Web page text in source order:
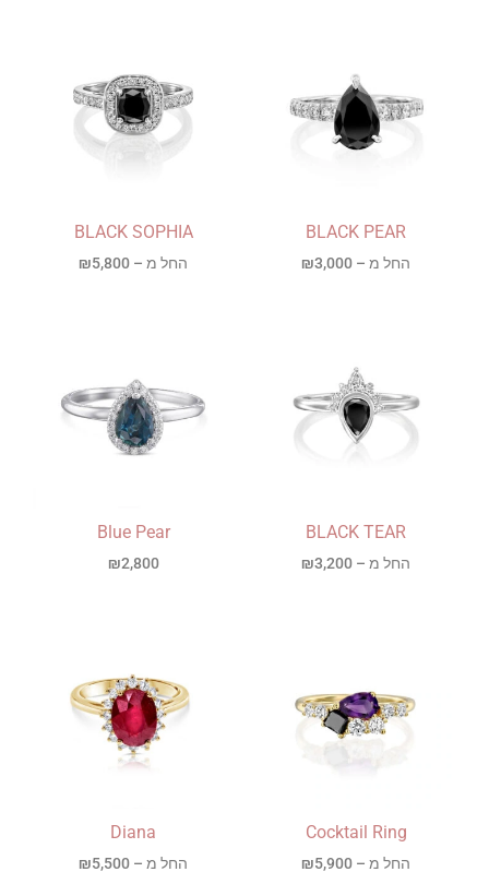
BLACK PEAR
החל מ – ₪3,000
BLACK SOPHIA
החל מ – ₪5,800
BLACK TEAR
החל מ – ₪3,200
Blue Pear
₪2,800
Cocktail Ring
החל מ – ₪5,900
Diana
החל מ – ₪5,500